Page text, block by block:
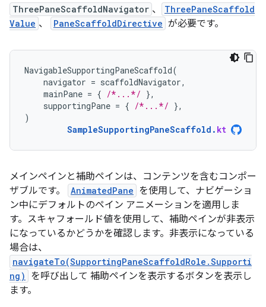
ThreePaneScaffoldNavigator 、
ThreePaneScaffold
Value 、 PaneScaffoldDirective が必要です。
NavigableSupportingPaneScaffold(
navigator = scaffoldNavigator,
mainPane = { /*...*/ },
supportingPane = { /*...*/ },
)
SampleSupportingPaneScaffold . kt
メインペインと補助ペインは、コンテンツを含むコンポー
ザブルです。
AnimatedPane を使用して、ナビゲーショ
ン中にデフォルトのペイン アニメーションを適用しま
す。スキャフォールド値を使用して、補助ペインが非表示
になっているかどうかを確認します。非表示になっている
場合は、
navigateTo(SupportingPaneScaffoldRole.Supporti
ng)
を呼び出して 補助ペインを表示するボタンを表示し
ます。